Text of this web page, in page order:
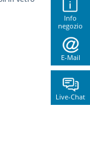
Info
negozio
E-Mail
Live-Chat